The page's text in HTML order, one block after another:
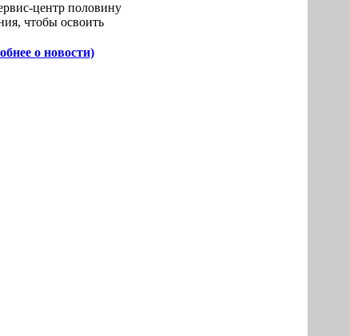
центр половину
чтобы оcвоить
о новости)